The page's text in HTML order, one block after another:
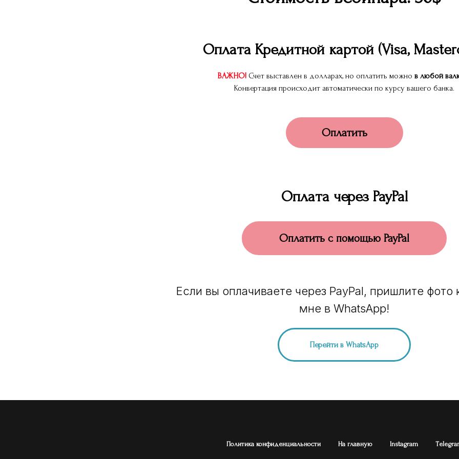
Оплата Кредитной картой (Visa,
ВАЖНО! Счет выставлен в долларах, но оплатить можно в любой
Конвертация происходит автоматически по курсу вашего банка.
Оплатить
Оплата через PayPal
Оплатить с помощью PayPal
Если вы оплачиваете через PayPal, пришлите фото
мне в WhatsApp!
Перейти в WhatsApp
Политика конфиденциальности На главную Instagram